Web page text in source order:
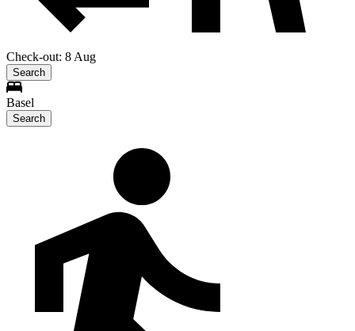
Check-out: 8 Aug
Search
Basel
Search